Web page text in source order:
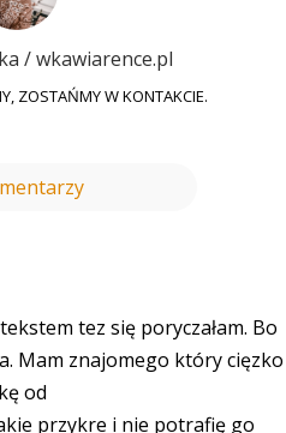
/ wkawiarence.pl
ZOSTAŃMY W KONTAKCIE.
tez się poryczałam. Bo
Mam znajomego który cięzko
od
przykre i nie potrafię go